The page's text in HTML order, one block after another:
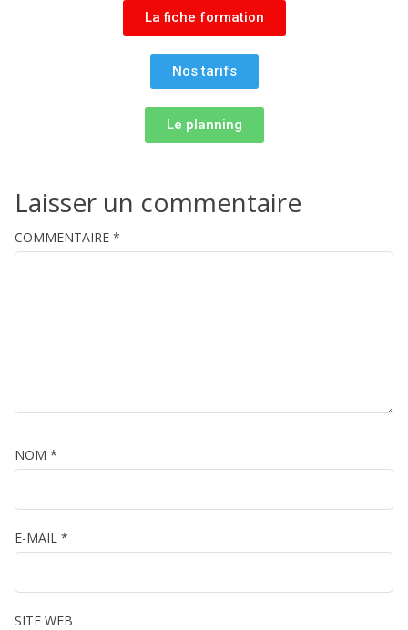
La fiche formation
Nos tarifs
Le planning
Laisser un commentaire
COMMENTAIRE *
NOM *
E-MAIL *
SITE WEB